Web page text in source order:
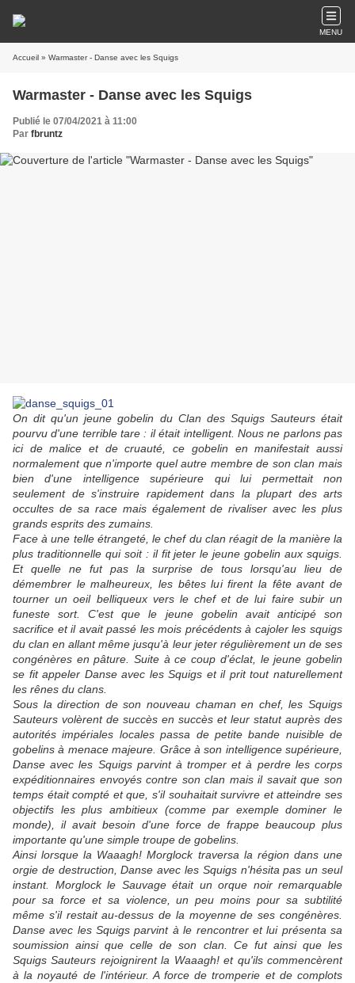
MENU
Accueil » Warmaster - Danse avec les Squigs
Warmaster - Danse avec les Squigs
Publié le 07/04/2021 à 11:00
Par fbruntz
On dit qu'un jeune gobelin du Clan des Squigs Sauteurs était
pourvu d'une terrible tare : il était intelligent. Nous ne parlons pas
ici de malice et de cruauté, ce gobelin en manifestait aussi
normalement que n'importe quel autre membre de son clan mais
bien d'une intelligence supérieure qui lui permettait non
seulement de s'instruire rapidement dans la plupart des arts
occultes de sa race mais également de rivaliser avec les plus
grands esprits des zumains.
Face à une telle étrangeté, le chef du clan réagit de la manière la
plus traditionnelle qui soit : il fit jeter le jeune gobelin aux squigs.
Et quelle ne fut pas la surprise de tous lorsqu'au lieu de
démembrer le malheureux, les bêtes lui firent la fête avant de
tourner un oeil belliqueux vers le chef et de lui faire subir un
funeste sort. C'est que le jeune gobelin avait anticipé son
sacrifice et il avait passé les mois précédents à cajoler les squigs
du clan en allant même jusqu'à leur jeter régulièrement un de ses
congénères en pâture. Suite à ce coup d'éclat, le jeune gobelin
se fit appeler Danse avec les Squigs et il prit tout naturellement
les rênes du clans.
Sous la direction de son nouveau chaman en chef, les Squigs
Sauteurs volèrent de succès en succès et leur statut auprès des
autorités impériales locales passa de petite bande nuisible de
gobelins à menace majeure. Grâce à son intelligence supérieure,
Danse avec les Squigs parvint à tromper et à perdre les corps
expéditionnaires envoyés contre son clan mais il savait que son
temps était compté et que, s'il souhaitait survivre et atteindre ses
objectifs les plus ambitieux (comme par exemple dominer le
monde), il avait besoin d'une force de frappe beaucoup plus
importante qu'une simple troupe de gobelins.
Ainsi lorsque la Waaagh! Morglock traversa la région dans une
orgie de destruction, Danse avec les Squigs n'hésita pas un seul
instant. Morglock le Sauvage était un orque noir remarquable
pour sa force et sa violence, un peu moins pour sa subtilité
même s'il restait au-dessus de la moyenne de ses congénères.
Danse avec les Squigs parvint à le rencontrer et lui présenta sa
soumission ainsi que celle de son clan. Ce fut ainsi que les
Squigs Sauteurs rejoignirent la Waaagh! et qu'ils commencèrent
à la noyauté de l'intérieur. A force de tromperie et de complots